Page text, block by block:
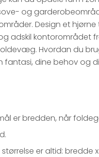
og
Design et hjørne
adskil kontorområdet
Hvordan du
dine behov og
er bredden, når
er altid: bredde